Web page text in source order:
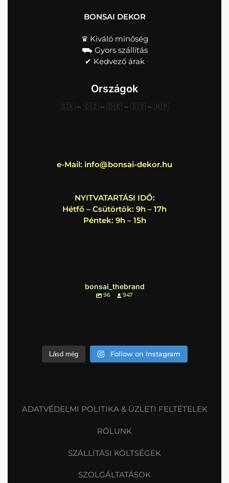
BONSAI DEKOR
♛ Kiváló minőség
⛟ Gyors szállítás
✔︎ Kedvező árak
Országok
🇸🇰 – 🇨🇿 – 🇩🇪 – 🇸🇮 – 🇭🇷
e-Mail: info@bonsai-dekor.hu
NYITVATARTÁSI IDŐ:
Hétfő – Csütörtök: 9h – 17h
Péntek: 9h – 15h
bonsai_thebrand
96 947
Lásd még Follow on Instagram
ADATVÉDELMI POLITIKA & ÜZLETI FELTÉTELEK
RÓLUNK
SZÁLLÍTÁSI KÖLTSÉGEK
SZOLGÁLTATÁSOK